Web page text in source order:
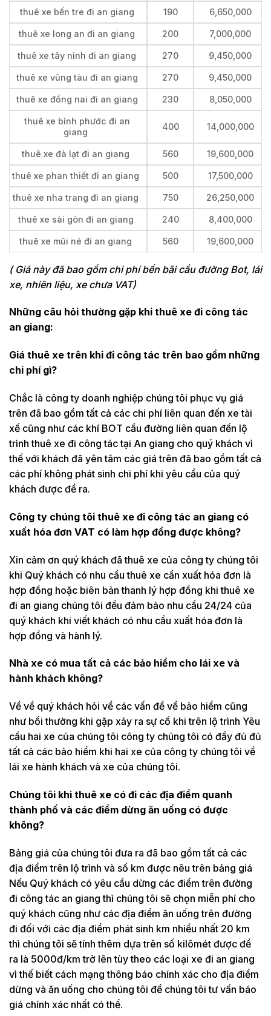
thuê xe bến tre đi an giang 190 6,650,000
thuê xe long an đi an giang 200 7,000,000
thuê xe tây ninh đi an giang 270 9,450,000
thuê xe vũng tàu đi an giang 270 9,450,000
thuê xe đồng nai đi an giang 230 8,050,000
thuê xe bình phước đi an
giang
400 14,000,000
thuê xe đà lạt đi an giang 560 19,600,000
thuê xe phan thiết đi an giang 500 17,500,000
thuê xe nha trang đi an giang 750 26,250,000
thuê xe sài gòn đi an giang 240 8,400,000
thuê xe mũi né đi an giang 560 19,600,000
( Giá này đã bao gồm chi phí bến bãi cầu đường Bot, lái
xe, nhiên liệu, xe chưa VAT)
Những câu hỏi thường gặp khi thuê xe đi công tác
an giang:
Giá thuê xe trên khi đi công tác trên bao gồm những
chi phí gì?
Chắc là công ty doanh nghiệp chúng tôi phục vụ giá
trên đã bao gồm tất cả các chi phí liên quan đến xe tài
xế cũng như các khí BOT cầu đường liên quan đến lộ
trình thuê xe đi công tác tại An giang cho quý khách vì
thế với khách đã yên tâm các giá trên đã bao gồm tất cả
các phí không phát sinh chi phí khi yêu cầu của quý
khách được đề ra.
Công ty chúng tôi thuê xe đi công tác an giang có
xuất hóa đơn VAT có làm hợp đồng được không?
Xin cảm ơn quý khách đã thuê xe của công ty chúng tôi
khi Quý khách có nhu cầu thuê xe cần xuất hóa đơn là
hợp đồng hoặc biên bản thanh lý hợp đồng khi thuê xe
đi an giang chúng tôi đều đảm bảo nhu cầu 24/24 của
quý khách khi viết khách có nhu cầu xuất hóa đơn là
hợp đồng và hành lý.
Nhà xe có mua tất cả các bảo hiểm cho lái xe và
hành khách không?
Về về quý khách hỏi về các vấn đề về bảo hiểm cũng
như bồi thường khi gặp xảy ra sự cố khi trên lộ trình Yêu
cầu hai xe của chúng tôi công ty chúng tôi có đầy đủ đủ
tất cả các bảo hiểm khi hai xe của công ty chúng tôi về
lái xe hành khách và xe của chúng tôi.
Chúng tôi khi thuê xe có đi các địa điểm quanh
thành phố và các điểm dừng ăn uống có được
không?
Bảng giá của chúng tôi đưa ra đã bao gồm tất cả các
địa điểm trên lộ trình và số km được nêu trên bảng giá
Nếu Quý khách có yêu cầu dừng các điểm trên đường
đi công tác an giang thì chúng tôi sẽ chọn miễn phí cho
quý khách cũng như các địa điểm ăn uống trên đường
đi đối với các địa điểm phát sinh km nhiều nhất 20 km
thì chúng tôi sẽ tính thêm dựa trên số kilômét được đề
ra là 5000đ/km trở lên tùy theo các loại xe đi an giang
vì thế biết cách mạng thông báo chính xác cho địa điểm
dừng và ăn uống cho chúng tôi để chúng tôi tư vấn báo
giá chính xác nhất có thể.